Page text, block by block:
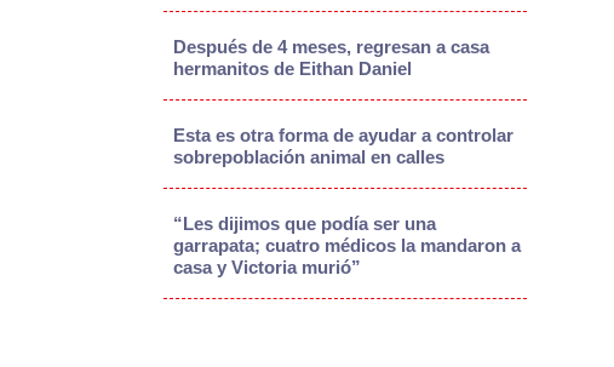
Después de 4 meses, regresan a casa
hermanitos de Eithan Daniel
Esta es otra forma de ayudar a controlar
sobrepoblación animal en calles
“Les dijimos que podía ser una
garrapata; cuatro médicos la mandaron a
casa y Victoria murió”